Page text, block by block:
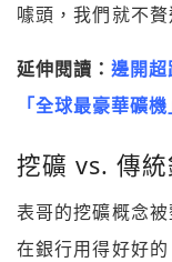
噱頭，我們就不贅
延伸閱讀： 邊開
「全球最豪華礦
挖礦 vs. 傳統
表哥的挖礦概念
在銀行用得好好